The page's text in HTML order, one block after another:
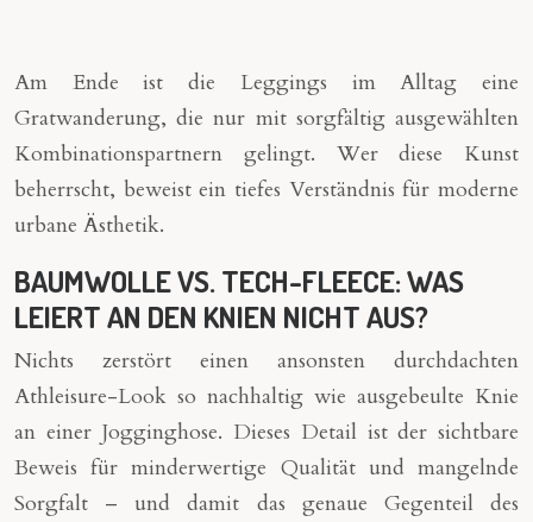
Am Ende ist die Leggings im Alltag eine
Gratwanderung, die nur mit sorgfältig ausgewählten
Kombinationspartnern gelingt. Wer diese Kunst
beherrscht, beweist ein tiefes Verständnis für moderne
urbane Ästhetik.
BAUMWOLLE VS. TECH-FLEECE: WAS
LEIERT AN DEN KNIEN NICHT AUS?
Nichts zerstört einen ansonsten durchdachten
Athleisure-Look so nachhaltig wie ausgebeulte Knie
an einer Jogginghose. Dieses Detail ist der sichtbare
Beweis für minderwertige Qualität und mangelnde
Sorgfalt – und damit das genaue Gegenteil des